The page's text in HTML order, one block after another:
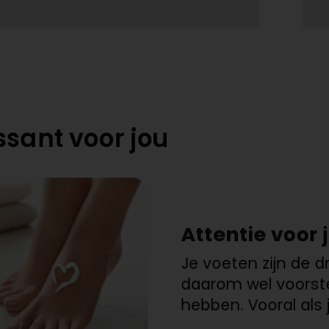
voor jou
Attentie voor
Je voeten zijn de
daarom wel
hebben. Vooral